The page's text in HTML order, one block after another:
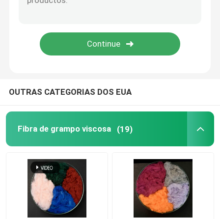
Fibra de baixo ponto de fusão
Pano de limpeza de microfibra
Pano de limpeza não tecido
Descanso do polímero
OUTRAS CATEGORIAS DOS EUA
Fibra de grampo viscosa (19)